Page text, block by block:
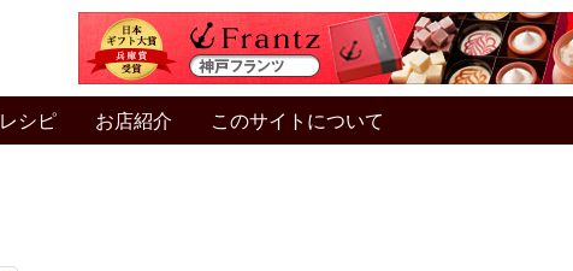
レシピ お店紹介 このサイトについて